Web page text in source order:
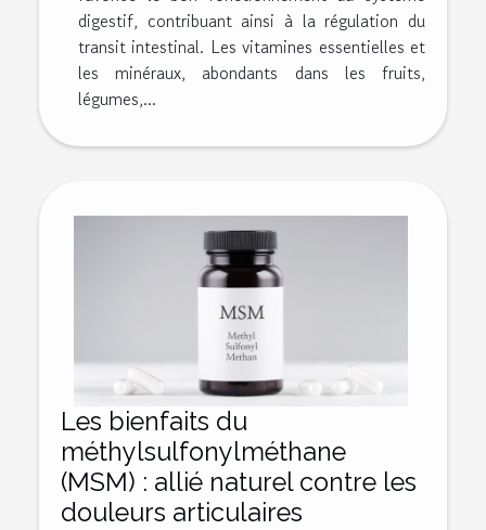
digestif, contribuant ainsi à la régulation du
transit intestinal. Les vitamines essentielles et
les minéraux, abondants dans les fruits,
légumes,...
Les bienfaits du
méthylsulfonylméthane
(MSM) : allié naturel contre les
douleurs articulaires